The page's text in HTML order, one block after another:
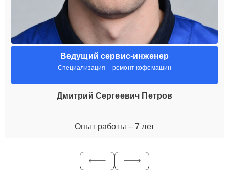
Ведущий сервис-инженер
Специализация – ремонт кофемашин
Дмитрий Сергеевич Петров
Опыт работы – 7 лет